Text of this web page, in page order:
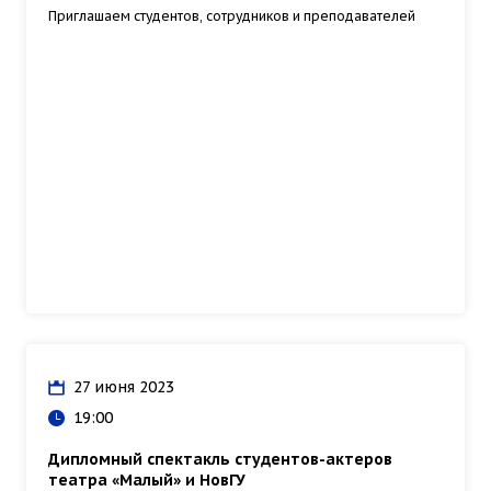
Приглашаем студентов, сотрудников и преподавателей
27 июня 2023
19:00
Дипломный спектакль студентов-актеров
театра «Малый» и НовГУ